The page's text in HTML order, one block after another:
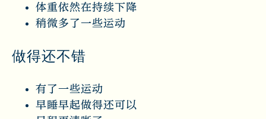
体重依然在持续下降
稍微多了一些运动
做得还不错
有了一些运动
早睡早起做得还可以